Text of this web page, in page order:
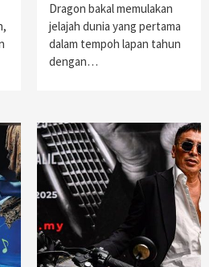
Dragon bakal memulakan
jelajah dunia yang pertama
dalam tempoh lapan tahun
dengan…